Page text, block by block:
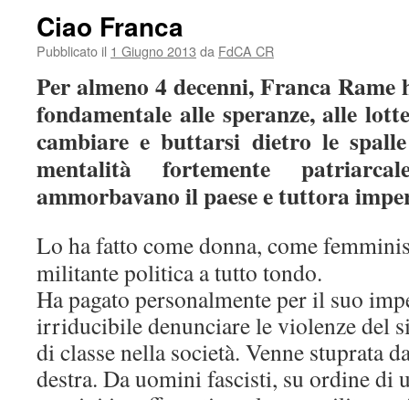
Ciao Franca
Pubblicato il 1 Giugno 2013 da FdCA CR
Per almeno 4 decenni, Franca
fondamentale alle speranze, alle
cambiare e buttarsi dietro le
mentalità fortemente
ammorbavano il paese e tuttora
Lo ha fatto come donna, come
militante politica a tutto tondo.
Ha pagato personalmente per il suo
irriducibile denunciare le violenze del
di classe nella società. Venne stuprata
destra. Da uomini fascisti, su ordine di